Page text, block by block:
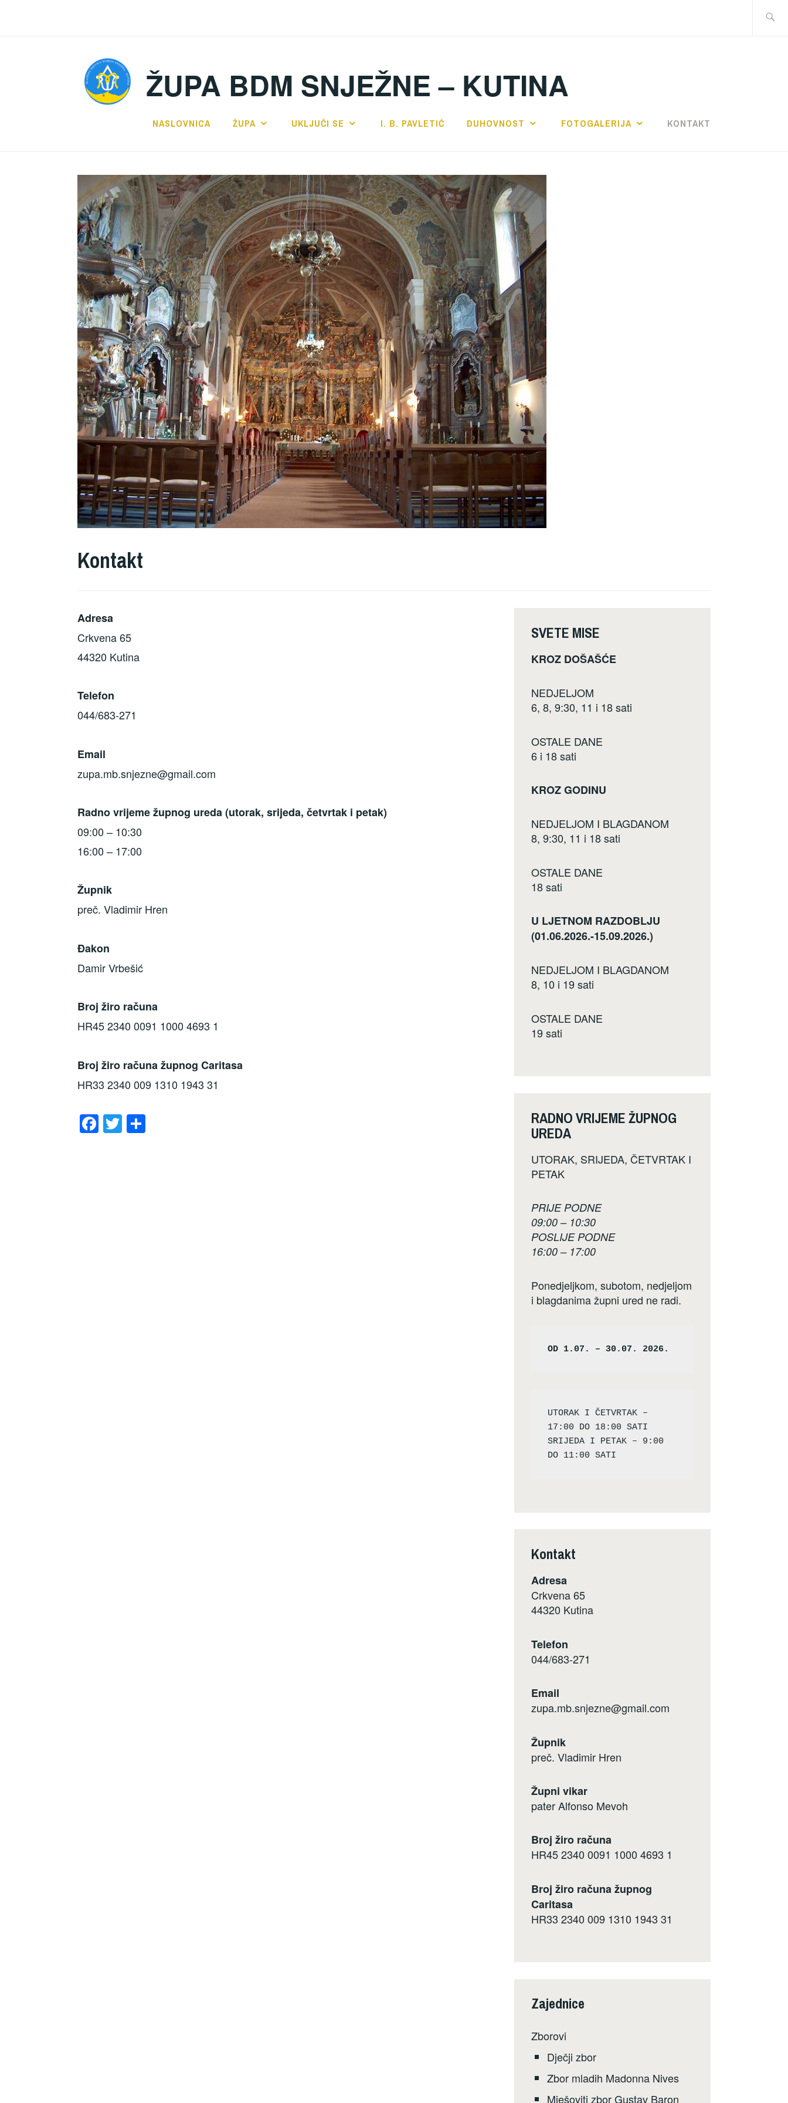
ŽUPA BDM SNJEŽNE – KUTINA
NASLOVNICA ŽUPA UKLJUČI SE I. B. PAVLETIĆ DUHOVNOST FOTOGALERIJA KONTAKT
Kontakt
Adresa
Crkvena 65
44320 Kutina
Telefon
044/683-271
Email
zupa.mb.snjezne@gmail.com
Radno vrijeme župnog ureda (utorak, srijeda, četvrtak i petak)
09:00 – 10:30
16:00 – 17:00
Župnik
preč. Vladimir Hren
Đakon
Damir Vrbešić
Broj žiro računa
HR45 2340 0091 1000 4693 1
Broj žiro računa župnog Caritasa
HR33 2340 009 1310 1943 31
F T
SVETE MISE
KROZ DOŠAŠĆE
NEDJELJOM
6, 8, 9:30, 11 i 18 sati
OSTALE DANE
6 i 18 sati
KROZ GODINU
NEDJELJOM I BLAGDANOM
8, 9:30, 11 i 18 sati
OSTALE DANE
18 sati
U LJETNOM RAZDOBLJU
(01.06.2026.-15.09.2026.)
NEDJELJOM I BLAGDANOM
8, 10 i 19 sati
OSTALE DANE
19 sati
RADNO VRIJEME ŽUPNOG
UREDA
UTORAK, SRIJEDA, ČETVRTAK I
PETAK
PRIJE PODNE
09:00 – 10:30
POSLIJE PODNE
16:00 – 17:00
Ponedjeljkom, subotom, nedjeljom
i blagdanima župni ured ne radi.
OD 1.07. – 30.07. 2026.
UTORAK I ČETVRTAK –
17:00 DO 18:00 SATI
SRIJEDA I PETAK – 9:00
Kontakt
Adresa
Crkvena 65
44320 Kutina
Telefon
044/683-271
Email
zupa.mb.snjezne@gmail.com
Župnik
preč. Vladimir Hren
Župni vikar
pater Alfonso Mevoh
Broj žiro računa
HR45 2340 0091 1000 4693 1
Broj žiro računa župnog
Caritasa
HR33 2340 009 1310 1943 31
Zajednice
Zborovi
Dječji zbor
Zbor mladih Madonna Nives
Mješoviti zbor Gustav Baron